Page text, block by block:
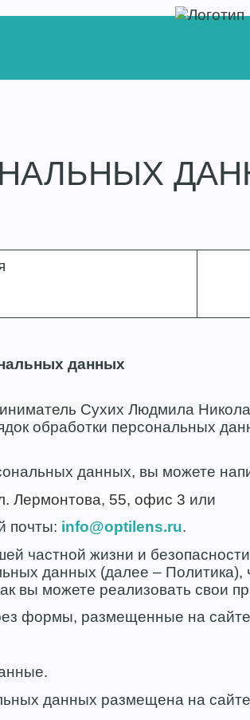
данных
Сухих Людмила
обработки персональных
данных, вы можете
Лермонтова, 55, офис 3 или
почты: info@optilens.ru.
частной жизни и
данных (далее –
вы можете реализовать свои
формы, размещенные на
данных размещена на